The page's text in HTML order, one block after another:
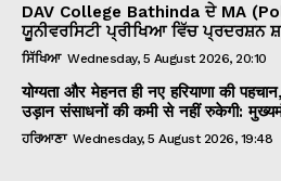
DAV College Bathinda ਦੇ MA
ਯੂਨੀਵਰਸਿਟੀ ਪ੍ਰੀਖਿਆ ਵਿੱਚ ਪ੍ਰਦਰਸ਼ਨ
ਸਿੱਖਿਆ Wednesday, 5 August 2026, 20:10
योग्यता और मेहनत ही नए हरियाणा की
उड़ान संसाधनों की कमी से नहीं रुकेगी:
ਹਰਿਆਣਾ Wednesday, 5 August 2026, 19:48